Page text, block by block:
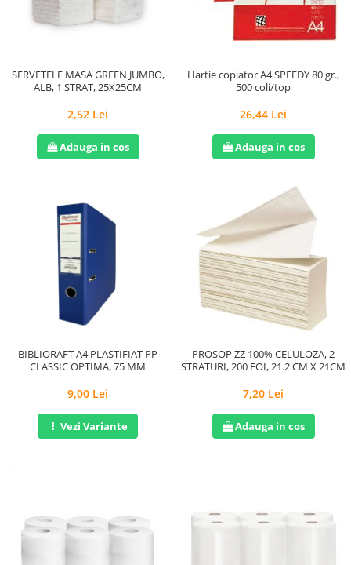
Lavete și bureți
Mopuri
Mănuși
Odorizante cameră/auto
Odorizante toaletă
Pahare și accesorii
Dispensere/dozatoare
Servețele umede
Plicuri
Tuș & more
SERVETELE MASA GREEN JUMBO,
ALB, 1 STRAT, 25X25CM
2,52 Lei
Adauga in cos
Hartie copiator A4 SPEEDY 80 gr.,
500 coli/top
26,44 Lei
Adauga in cos
BIBLIORAFT A4 PLASTIFIAT PP
CLASSIC OPTIMA, 75 MM
9,00 Lei
Vezi Variante
PROSOP ZZ 100% CELULOZA, 2
STRATURI, 200 FOI, 21.2 CM X 21CM
7,20 Lei
Adauga in cos